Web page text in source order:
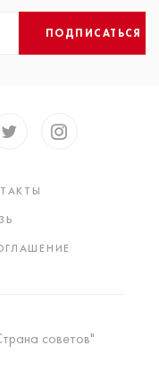
ПОДПИСАТЬСЯ
советов"